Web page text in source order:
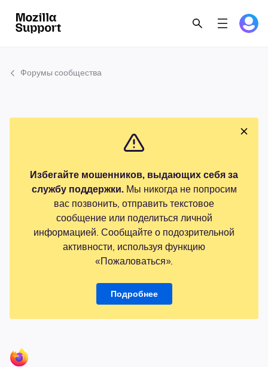
Форумы сообщества
Избегайте мошенников, выдающих себя за
службу поддержки.Мы никогда не попросим
вас позвонить, отправить текстовое
сообщение или поделиться личной
информацией. Сообщайте о подозрительной
активности, используя функцию
«Пожаловаться».
Подробнее